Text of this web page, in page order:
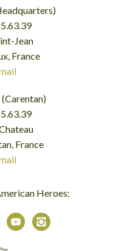
Jean
France
France
Heroes: